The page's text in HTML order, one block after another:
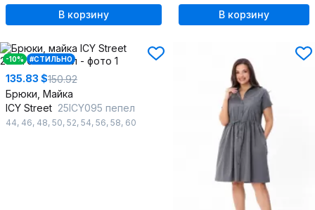
В корзину В корзину
-10% #СТИЛЬНО
135.83 $150.92
Брюки, Майка
ICY Street 25ICY095 пепел
44, 46, 48, 50, 52, 54, 56, 58, 60